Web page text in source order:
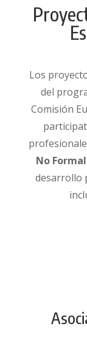
Los
del
Comisión
No Formal
desarrollo